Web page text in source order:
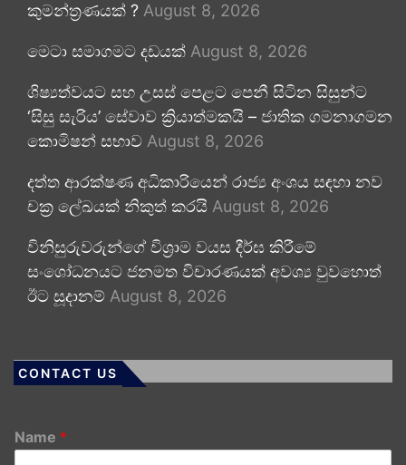
කුමන්ත්‍රණයක් ? August 8, 2026
මෙටා සමාගමට දඩයක් August 8, 2026
ශිෂ්‍යත්වයට සහ උසස් පෙළට පෙනී සිටින සිසුන්ට
‘සිසු සැරිය’ සේවාව ක්‍රියාත්මකයි – ජාතික ගමනාගමන
කොමිෂන් සභාව August 8, 2026
දත්ත ආරක්ෂණ අධිකාරියෙන් රාජ්‍ය අංශය සඳහා නව
චක්‍ර ලේඛයක් නිකුත් කරයි August 8, 2026
විනිසුරුවරුන්ගේ විශ්‍රාම වයස දීර්ඝ කිරීමේ
සංශෝධනයට ජනමත විචාරණයක් අවශ්‍ය වුවහොත්
ඊට සූදානම් August 8, 2026
CONTACT US
Name *